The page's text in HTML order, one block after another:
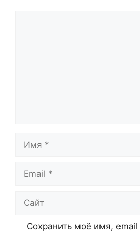
Сохранить моё имя, email